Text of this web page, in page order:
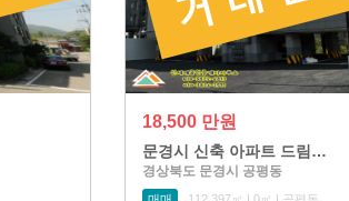
18,500 만원
문경시 신축 아파트 드림…
경상북도 문경시 공평동